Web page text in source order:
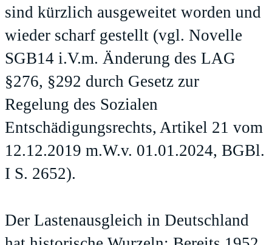
sind kürzlich ausgeweitet worden und
wieder scharf gestellt (vgl. Novelle
SGB14 i.V.m. Änderung des LAG
§276, §292 durch Gesetz zur
Regelung des Sozialen
Entschädigungsrechts, Artikel 21 vom
12.12.2019 m.W.v. 01.01.2024, BGBl.
I S. 2652).
Der Lastenausgleich in Deutschland